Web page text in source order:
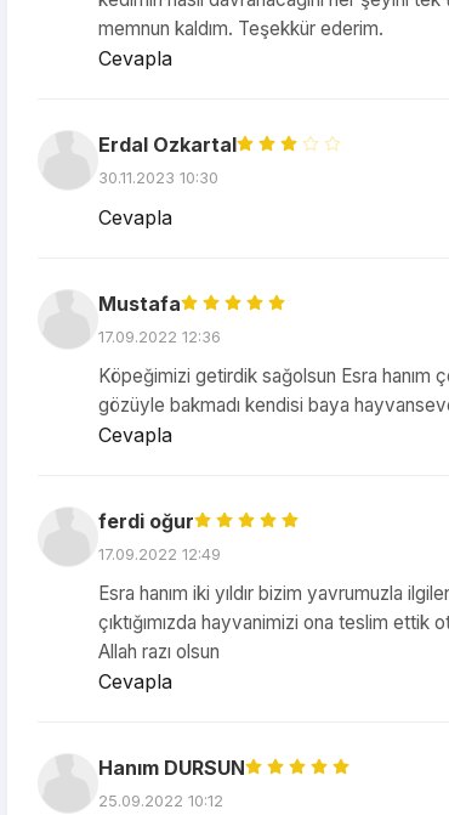
memnun kaldım. Teşekkür ederim.
Cevapla
Erdal Ozkartal
30.11.2023 10:30
Cevapla
Mustafa
17.09.2022 12:36
Köpeğimizi getirdik sağolsun Esra hanım
gözüyle bakmadı kendisi baya
Cevapla
ferdi oğur
17.09.2022 12:49
Esra hanım iki yıldır bizim yavrumuzla
çıktığımızda hayvanimizi ona teslim
Allah razı olsun
Cevapla
Hanım DURSUN
25.09.2022 10:12